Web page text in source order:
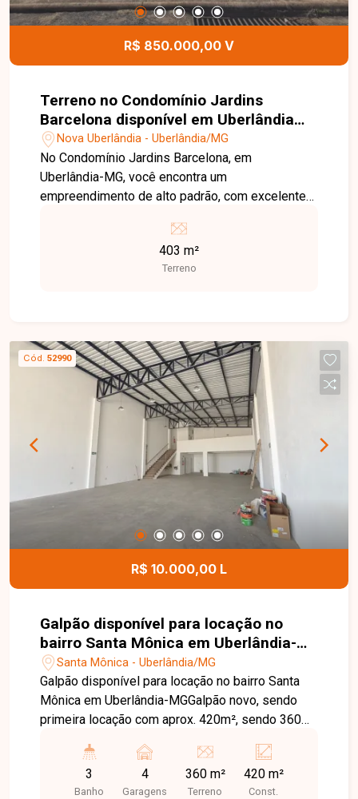
R$ 850.000,00 V
Terreno no Condomínio Jardins
Barcelona disponível em Uberlândia
MGNova Uberlândia - Uberlândia/MG
No Condomínio Jardins Barcelona, em
Uberlândia-MG, você encontra um
empreendimento de alto padrão, com excelente
fácil acesso às principais vias da cidade, ideal
para quem busca qualidade de vida e valorização
residencial moderno e personalizado. O
condomínio conta com portaria 24 horas e uma
completa infraestrutura de lazer, incluindo
academia, salão de jogos, salão de festas,
playground e quadra de tênis, proporcionando
conforto, segurança e bem-estar para toda a
família. Uma excelente oportunidade para
construir a casa dos seus sonhos em um dos
condomínios mais desejados de Uberlândia.
Entre em contato e agende sua visita!
403 m²
Terreno
Cód. 52990
R$ 10.000,00 L
Galpão disponível para locação no
bairro Santa Mônica em Uberlândia-
MGSanta Mônica - Uberlândia/MG
Galpão disponível para locação no bairro Santa
Mônica em Uberlândia-MGGalpão novo, sendo
primeira locação com aprox. 420m², sendo 360
direito de 8 metros, piso usinado, acessibilidade,
porta de aço automática.
3
Banho
4
Garagens
360 m²
Terreno
420 m²
Const.